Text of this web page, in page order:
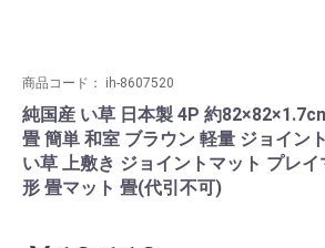
商品コード： ih-8607520
純国産 い草 日本製 4P 約
畳 簡単 和室 ブラウン 軽量 ジョイン
い草 上敷き ジョイントマット プレ
形 畳マット 畳(代引不可)